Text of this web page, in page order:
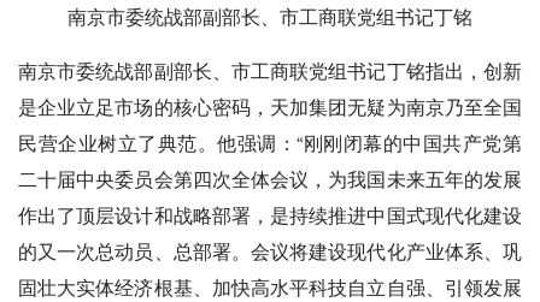
南京市委统战部副部长、市工商联党组书记丁铭
南京市委统战部副部长、市工商联党组书记丁铭指出，创新
是企业立足市场的核心密码，天加集团无疑为南京乃至全国
民营企业树立了典范。他强调：“刚刚闭幕的中国共产党第
二十届中央委员会第四次全体会议，为我国未来五年的发展
作出了顶层设计和战略部署，是持续推进中国式现代化建设
的又一次总动员、总部署。会议将建设现代化产业体系、巩
固壮大实体经济根基、加快高水平科技自立自强、引领发展